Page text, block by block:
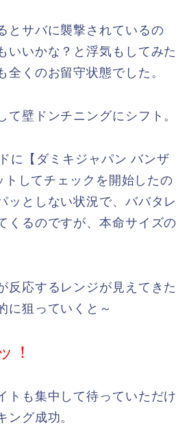
とサバに襲撃されているの
いいかな？と浮気もしてみた
全くのお留守状態でした。
て壁ドンチニングにシフト。
に【ダミキジャパン バンザ
トしてチェックを開始したの
ッとしない状況で、ババタレ
くるのですが、本命サイズの
反応するレンジが見えてきた
に狙っていくと～
！
トも集中して待っていただけ
ング成功。